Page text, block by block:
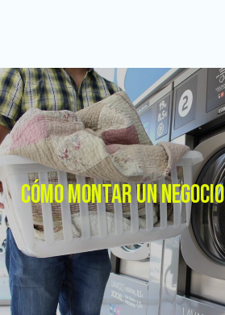
CÓMO MONTAR UN